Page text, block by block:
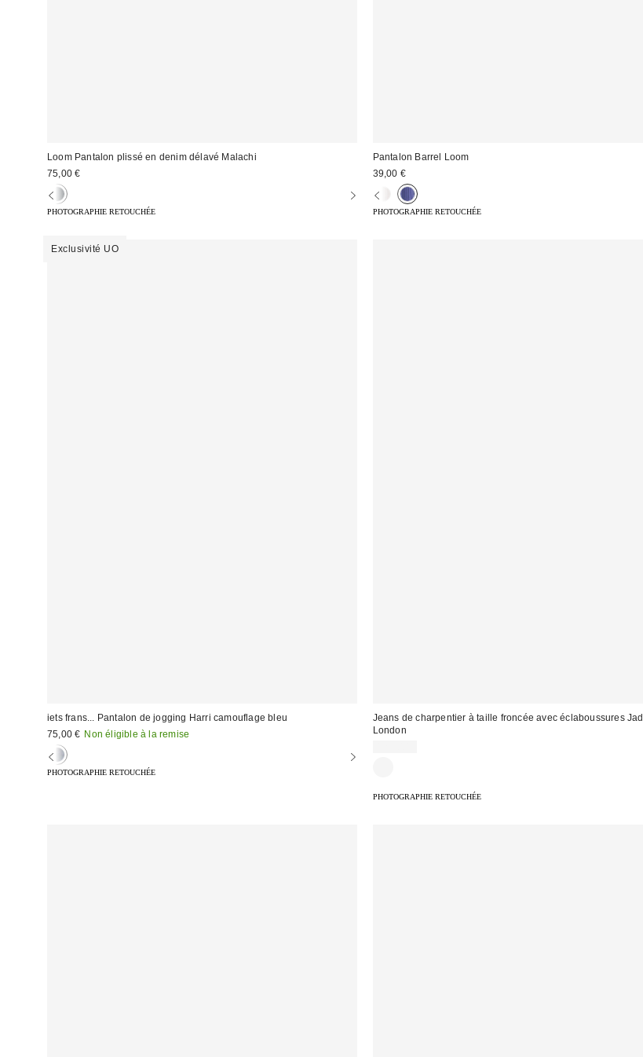
Loom Pantalon plissé en denim délavé Malachi
75,00 €
PHOTOGRAPHIE RETOUCHÉE
Pantalon Barrel Loom
39,00 €
PHOTOGRAPHIE RETOUCHÉE
Exclusivité UO
iets frans... Pantalon de jogging Harri camouflage bleu
75,00 € Non éligible à la remise
PHOTOGRAPHIE RETOUCHÉE
Jeans de charpentier à taille froncée avec éclaboussures
London
PHOTOGRAPHIE RETOUCHÉE